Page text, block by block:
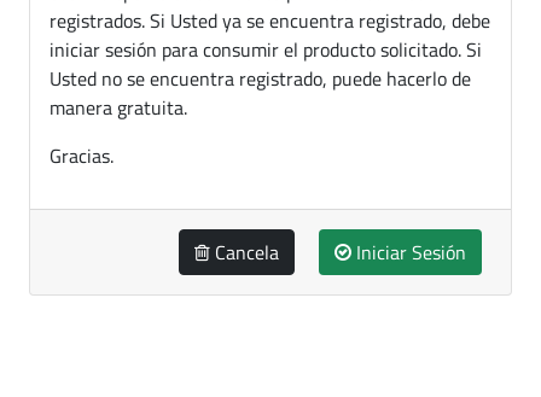
registrados. Si Usted ya se encuentra registrado, debe
iniciar sesión para consumir el producto solicitado. Si
Usted no se encuentra registrado, puede hacerlo de
manera gratuita.
Gracias.
Cancela Iniciar Sesión